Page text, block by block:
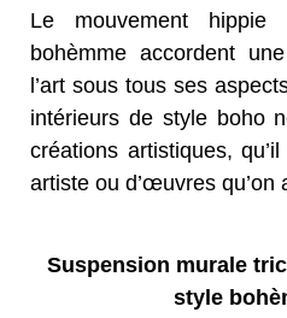
Le mouvement
bohèmme accordent
l’art sous tous ses
intérieurs de style boho
créations artistiques,
artiste ou d’œuvres qu’on
Suspension murale
style